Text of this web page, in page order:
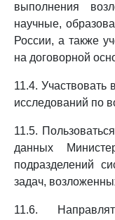
выполнения
научные,
России, а также
на договорной
11.4. Участвовать
исследований по
11.5.
данных
подразделений
задач,
11.6.